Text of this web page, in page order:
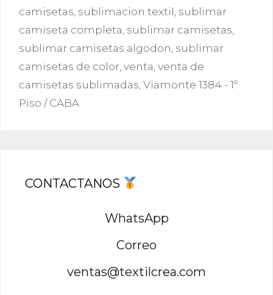
camisetas sublimacion textil sublimar
camiseta completa sublimar camisetas
sublimar camisetas algodon sublimar
camisetas de color venta venta de
camisetas sublimadas Viamonte 1384 - 1º
Piso / CABA
CONTACTANOS
WhatsApp
Correo
ventas@textilcrea.com